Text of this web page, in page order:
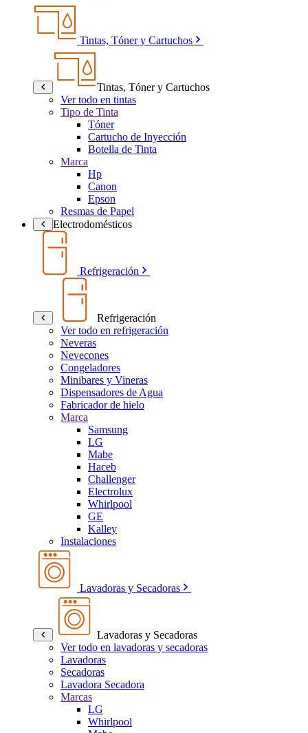
Tintas, Tóner y Cartuchos
Tintas, Tóner y Cartuchos
Ver todo en tintas
Tipo de Tinta
Tóner
Cartucho de Inyección
Botella de Tinta
Marca
Hp
Canon
Epson
Resmas de Papel
Electrodomésticos
Refrigeración
Refrigeración
Ver todo en refrigeración
Neveras
Nevecones
Congeladores
Minibares y Vineras
Dispensadores de Agua
Fabricador de hielo
Marca
Samsung
LG
Mabe
Haceb
Challenger
Electrolux
Whirlpool
GE
Kalley
Instalaciones
Lavadoras y Secadoras
Lavadoras y Secadoras
Ver todo en lavadoras y secadoras
Lavadoras
Secadoras
Lavadora Secadora
Marcas
LG
Whirlpool